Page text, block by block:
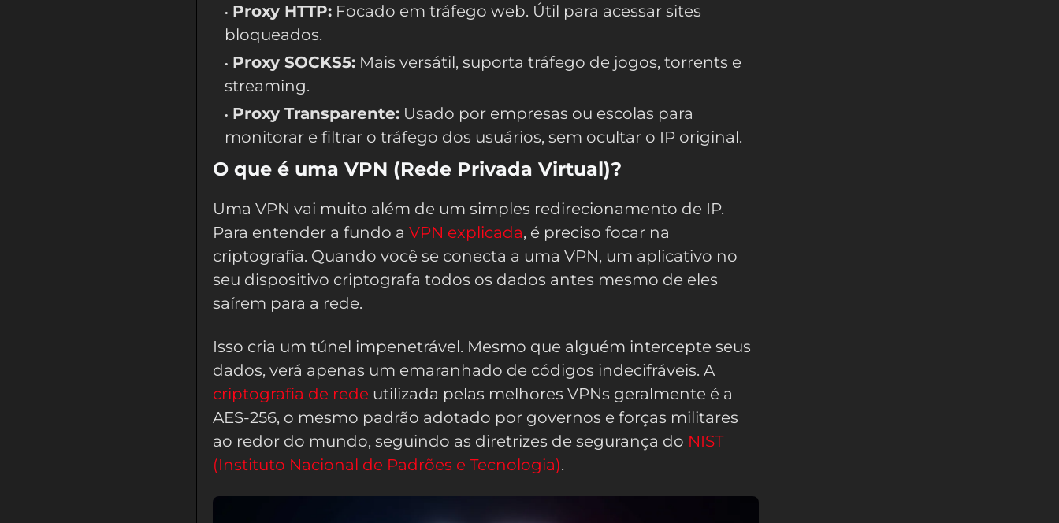
Proxy HTTP: Focado em tráfego web. Útil para acessar sites
bloqueados.
Proxy SOCKS5: Mais versátil, suporta tráfego de jogos, torrents e
streaming.
Proxy Transparente: Usado por empresas ou escolas para
monitorar e filtrar o tráfego dos usuários, sem ocultar o IP original.
O que é uma VPN (Rede Privada Virtual)?
Uma VPN vai muito além de um simples redirecionamento de IP.
Para entender a fundo a VPN explicada, é preciso focar na
criptografia. Quando você se conecta a uma VPN, um aplicativo no
seu dispositivo criptografa todos os dados antes mesmo de eles
saírem para a rede.
Isso cria um túnel impenetrável. Mesmo que alguém intercepte seus
dados, verá apenas um emaranhado de códigos indecifráveis. A
criptografia de rede utilizada pelas melhores VPNs geralmente é a
AES-256, o mesmo padrão adotado por governos e forças militares
ao redor do mundo, seguindo as diretrizes de segurança do NIST
(Instituto Nacional de Padrões e Tecnologia).